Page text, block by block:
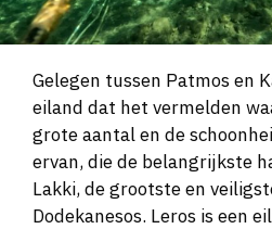
Gelegen tussen Patmos en
eiland dat het vermelden
grote aantal en de
ervan, die de belangrijkste
Lakki, de grootste en
Dodekanesos. Leros is een